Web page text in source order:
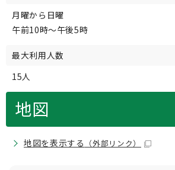
月曜から日曜
午前10時～午後5時
最大利用人数
15人
地図
地図を表示する （外部リンク）